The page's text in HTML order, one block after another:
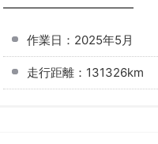
作業日：2025年5月
走行距離：131326km